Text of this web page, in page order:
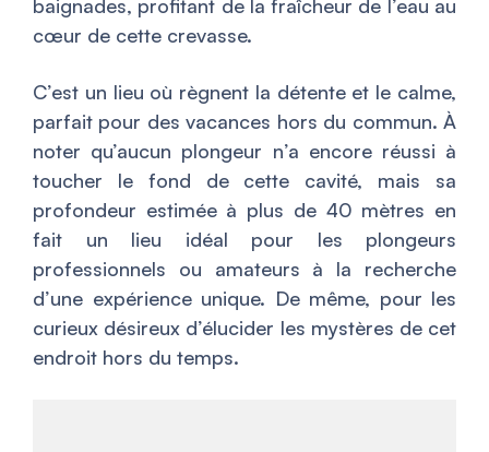
baignades, profitant de la fraîcheur de l’eau au
cœur de cette crevasse.
C’est un lieu où règnent la détente et le calme,
parfait pour des vacances hors du commun. À
noter qu’aucun plongeur n’a encore réussi à
toucher le fond de cette cavité, mais sa
profondeur estimée à plus de 40 mètres en
fait un lieu idéal pour les plongeurs
professionnels ou amateurs à la recherche
d’une expérience unique. De même, pour les
curieux désireux d’élucider les mystères de cet
endroit hors du temps.